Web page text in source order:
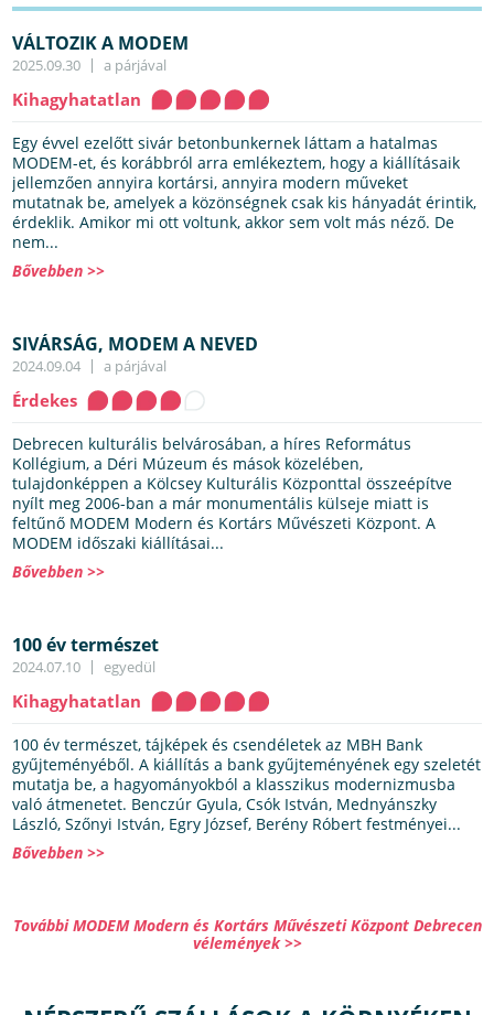
VÁLTOZIK A MODEM
2025.09.30 a párjával
Kihagyhatatlan
Egy évvel ezelőtt sivár betonbunkernek láttam a hatalmas
MODEM-et, és korábbról arra emlékeztem, hogy a kiállításaik
jellemzően annyira kortársi, annyira modern műveket
mutatnak be, amelyek a közönségnek csak kis hányadát érintik,
érdeklik. Amikor mi ott voltunk, akkor sem volt más néző. De
nem...
Bővebben >>
SIVÁRSÁG, MODEM A NEVED
2024.09.04 a párjával
Érdekes
Debrecen kulturális belvárosában, a híres Református
Kollégium, a Déri Múzeum és mások közelében,
tulajdonképpen a Kölcsey Kulturális Központtal összeépítve
nyílt meg 2006-ban a már monumentális külseje miatt is
feltűnő MODEM Modern és Kortárs Művészeti Központ. A
MODEM időszaki kiállításai...
Bővebben >>
100 év természet
2024.07.10 egyedül
Kihagyhatatlan
100 év természet, tájképek és csendéletek az MBH Bank
gyűjteményéből. A kiállítás a bank gyűjteményének egy szeletét
mutatja be, a hagyományokból a klasszikus modernizmusba
való átmenetet. Benczúr Gyula, Csók István, Mednyánszky
László, Szőnyi István, Egry József, Berény Róbert festményei...
Bővebben >>
További MODEM Modern és Kortárs Művészeti Központ Debrecen
vélemények >>